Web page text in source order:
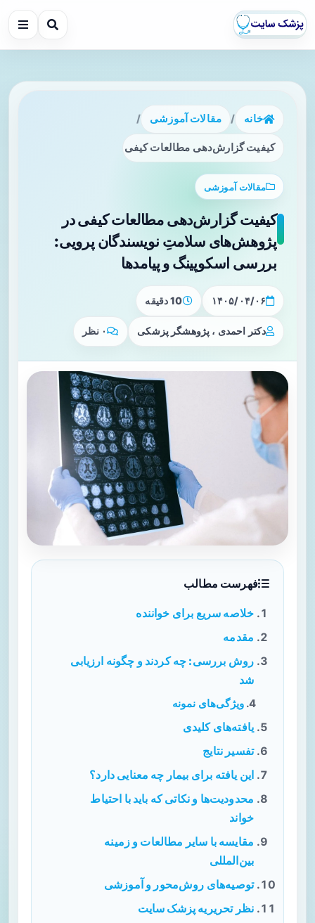
خانه / مقالات آموزشی /
کیفیت گزارش‌دهی مطالعات کیفی در پژوهش‌های سلامتِ
مقالات آموزشی
کیفیت گزارش‌دهی مطالعات کیفی در
پژوهش‌های سلامتِ نویسندگان پرویی:
بررسی اسکوپینگ و پیامدها
۱۴۰۵/۰۴/۰۶ 10 دقیقه
دکتر احمدی ، پژوهشگر پزشکی ۰ نظر
فهرست مطالب
خلاصه سریع برای خواننده
مقدمه
روش بررسی: چه کردند و چگونه ارزیابی
شد
ویژگی‌های نمونه
یافته‌های کلیدی
تفسیر نتایج
این یافته برای بیمار چه معنایی دارد؟
محدودیت‌ها و نکاتی که باید با احتیاط
خواند
مقایسه با سایر مطالعات و زمینه
بین‌المللی
توصیه‌های روش‌محور و آموزشی
نظر تحریریه پزشک سایت